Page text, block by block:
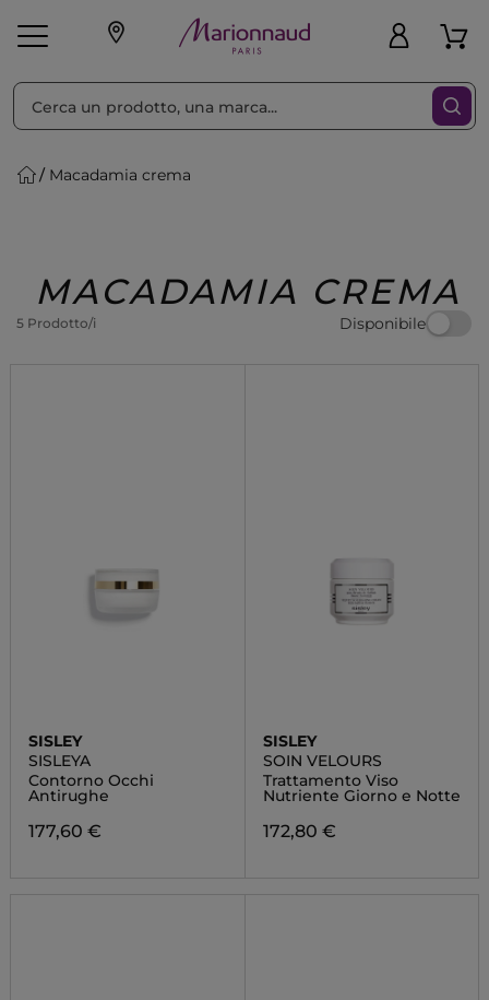
Make-up Profumi
Regalo
Macadamia crema
MACADAMIA CREMA
5 Prodotto/i Disponibile
Ordina per Filtra
SISLEY
SISLEYA
Contorno Occhi
Antirughe
177,60 €
SISLEY
SOIN VELOURS
Trattamento Viso
Nutriente Giorno e Notte
172,80 €